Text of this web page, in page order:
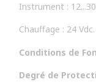
Instrument :
Chauffage : 24 Vdc.
Conditions de
Degré de